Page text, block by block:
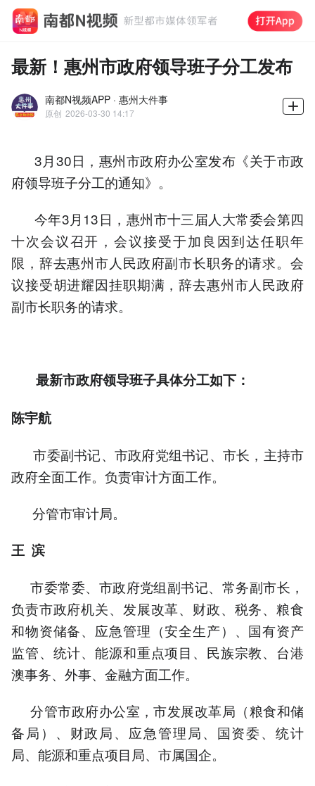
最新！惠州市政府领导班子分工发布
南都N视频APP · 惠州大件事
原创 2026-03-30 14:17
3月30日，惠州市政府办公室发布《关于市政
府领导班子分工的通知》。
今年3月13日，惠州市十三届人大常委会第四
十次会议召开，会议接受于加良因到达任职年
限，辞去惠州市人民政府副市长职务的请求。会
议接受胡进耀因挂职期满，辞去惠州市人民政府
副市长职务的请求。
最新市政府领导班子具体分工如下：
陈宇航
市委副书记、市政府党组书记、市长，主持市
政府全面工作。负责审计方面工作。
分管市审计局。
王 滨
市委常委、市政府党组副书记、常务副市长，
负责市政府机关、发展改革、财政、税务、粮食
和物资储备、应急管理（安全生产）、国有资产
监管、统计、能源和重点项目、民族宗教、台港
澳事务、外事、金融方面工作。
分管市政府办公室，市发展改革局（粮食和储
备局）、财政局、应急管理局、国资委、统计
局、能源和重点项目局、市属国企。